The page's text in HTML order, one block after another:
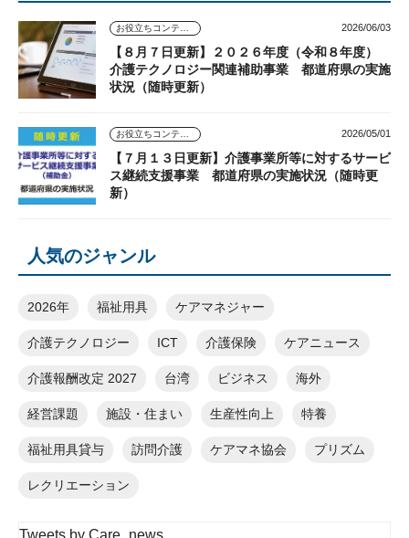
2026/06/03
【８月７日更新】２０２６年度（令和８年度）
介護テクノロジー関連補助事業 都道府県の実施
状況（随時更新）
2026/05/01
【７月１３日更新】介護事業所等に対するサービ
ス継続支援事業 都道府県の実施状況（随時更
新）
人気のジャンル
2026年 福祉用具 ケアマネジャー
介護テクノロジー ICT 介護保険 ケアニュース
介護報酬改定 2027 台湾 ビジネス 海外
経営課題 施設・住まい 生産性向上 特養
福祉用具貸与 訪問介護 ケアマネ協会 プリズム
レクリエーション
Tweets by Care_news